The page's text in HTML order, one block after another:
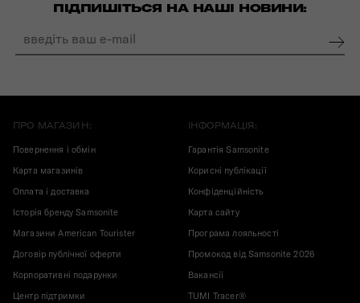
ПІДПИШІТЬСЯ НА НАШІ НОВИНИ:
ПРО МАГАЗИН:
Повернення і обмін
Карта магазинів
Оплата і доставка
Історія бренду Samsonite
Магазини American Tourister
Договір публічної оферти
Корпоративні подарунки
Центр підтримки
ІНФОРМАЦІЯ:
Гарантія Samsonite
Корисні публікації
Конфіденційність
Карта сайту
Програма лояльності
Промокод від Samsonite 2026
Вакансії
TUMI Tracer®